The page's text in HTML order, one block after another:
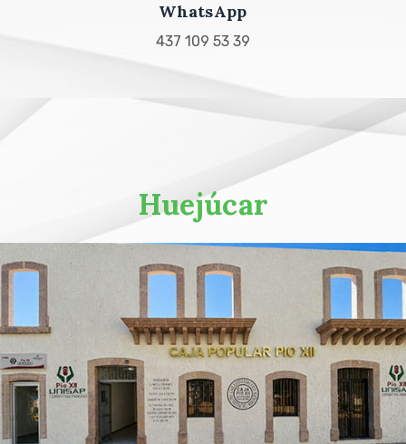
WhatsApp
437 109 53 39
Huejúcar